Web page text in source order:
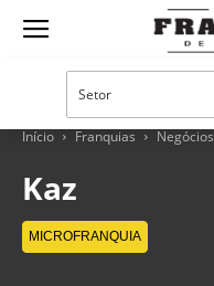
Guia
Franquias
Início Franquias Negócios
Kaz
MICROFRANQUIA